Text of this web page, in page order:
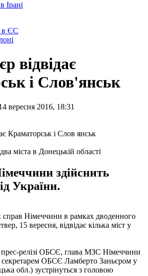
Ірані
в ЄС
відвідає
і Слов'янськ
вересня 2016, 18:31
міста в Донецькій області
здійснить
України.
справ Німеччини в рамках дводенного
15 вересня, відвідає кілька міст у
прес-релізі ОБСЄ, глава МЗС Німеччини
секретарем ОБСЄ Ламберто Заньєром у
обл.) зустрінуться з головою